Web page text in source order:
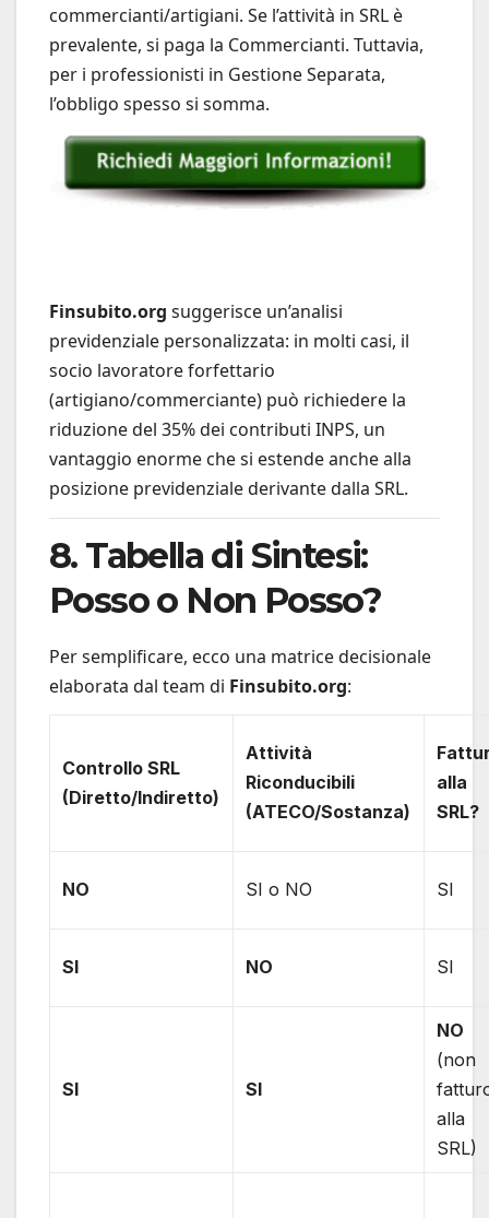
commercianti/artigiani. Se l’attività in SRL è
prevalente, si paga la Commercianti. Tuttavia,
per i professionisti in Gestione Separata,
l’obbligo spesso si somma.
Finsubito.org suggerisce un’analisi
previdenziale personalizzata: in molti casi, il
socio lavoratore forfettario
(artigiano/commerciante) può richiedere la
riduzione del 35% dei contributi INPS, un
vantaggio enorme che si estende anche alla
posizione previdenziale derivante dalla SRL.
8. Tabella di Sintesi:
Posso o Non Posso?
Per semplificare, ecco una matrice decisionale
elaborata dal team di Finsubito.org:
Controllo SRL
(Diretto/Indiretto)
Attività
Riconducibili
(ATECO/Sostanza)
alla
SRL?
NO SI o NO SI
SI NO SI
SI SI
NO
(non
alla
SRL)